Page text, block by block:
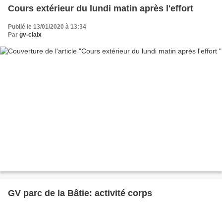
Cours extérieur du lundi matin après l'effort
Publié le 13/01/2020 à 13:34
Par gv-claix
GV parc de la Bâtie: activité corps